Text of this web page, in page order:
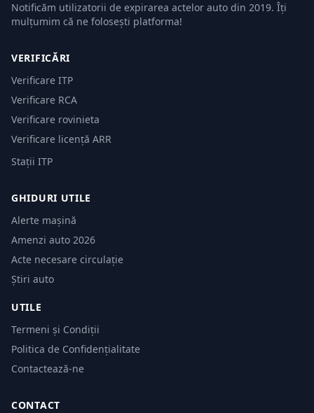
Notificăm utilizatorii de expirarea actelor auto din 2019. Îți
mulțumim că ne folosești platforma!
VERIFICĂRI
Verificare ITP
Verificare RCA
Verificare rovinieta
Verificare licență ARR
Stații ITP
GHIDURI UTILE
Alerte mașină
Amenzi auto 2026
Acte necesare circulație
Știri auto
UTILE
Termeni și Condiții
Politica de Confidențialitate
Contactează-ne
CONTACT